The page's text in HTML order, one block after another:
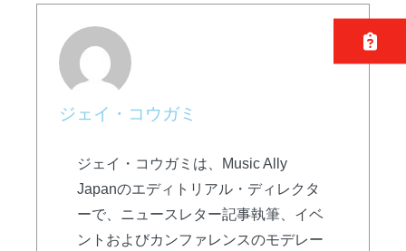
ジェイ・コウガミ
ジェイ・コウガミは、Music Ally
Japanのエディトリアル・ディレクタ
ーで、ニュースレター記事執筆、イベ
ントおよびカンファレンスのモデレー